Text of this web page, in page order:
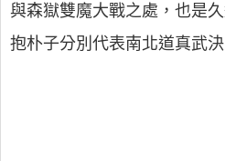
與森獄雙魔大戰之處，也是
抱朴子分別代表南北道真武決